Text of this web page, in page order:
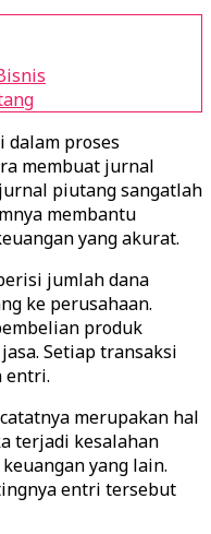
proses
membuat jurnal
piutang sangatlah
membantu
yang akurat.
jumlah dana
ke perusahaan.
produk
Setiap transaksi
entri.
merupakan hal
terjadi kesalahan
yang lain.
entri tersebut